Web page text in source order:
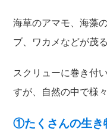
海草のアマモ、海藻
ブ、ワカメなどが茂
スクリューに巻き付
すが、自然の中で様
①たくさんの生き